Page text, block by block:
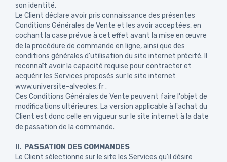
son identité.
Le Client déclare avoir pris connaissance des présentes
Conditions Générales de Vente et les avoir acceptées, en
cochant la case prévue à cet effet avant la mise en œuvre
de la procédure de commande en ligne, ainsi que des
conditions générales d'utilisation du site internet précité. Il
reconnaît avoir la capacité requise pour contracter et
acquérir les Services proposés sur le site internet
www.universite-alveoles.fr .
Ces Conditions Générales de Vente peuvent faire l'objet de
modifications ultérieures. La version applicable à l'achat du
Client est donc celle en vigueur sur le site internet à la date
de passation de la commande.
II. PASSATION DES COMMANDES
Le Client sélectionne sur le site les Services qu'il désire